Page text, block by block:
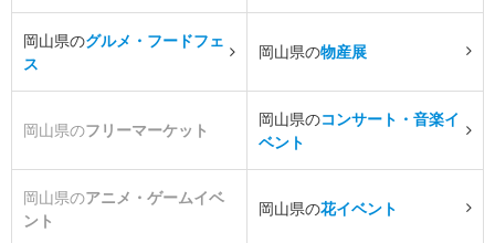
岡山県のグルメ・フードフェ
ス
岡山県の物産展
岡山県のフリーマーケット
岡山県のコンサート・音楽イ
ベント
岡山県のアニメ・ゲームイベ
ント
岡山県の花イベント